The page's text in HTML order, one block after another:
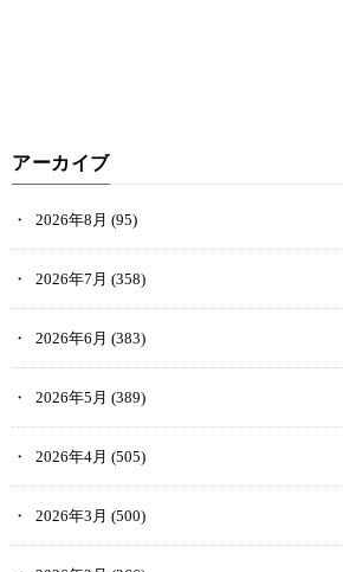
アーカイブ
2026年8月 (95)
2026年7月 (358)
2026年6月 (383)
2026年5月 (389)
2026年4月 (505)
2026年3月 (500)